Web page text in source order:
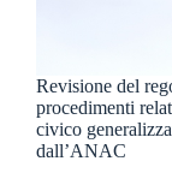
Revisione del
procedimenti
civico
dall’ANAC